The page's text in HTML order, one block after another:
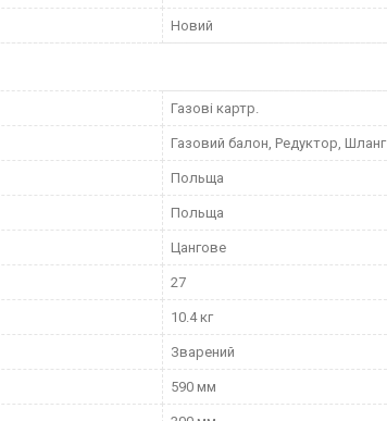
Новий
Газові картр.
Газовий балон, Редуктор, Шланг
Польща
Польща
Цангове
27
10.4 кг
Зварений
590 мм